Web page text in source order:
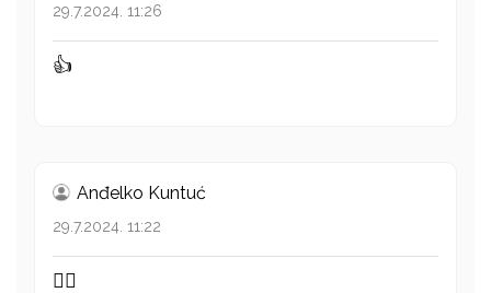
29.7.2024. 11:26
👍
Anđelko Kuntuć
29.7.2024. 11:22
👍🏻